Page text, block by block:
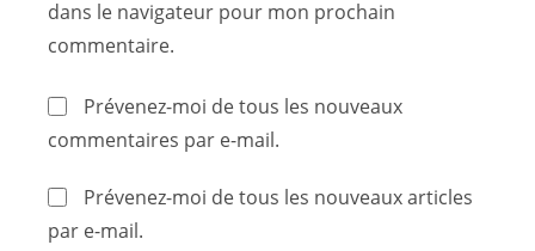
dans le navigateur pour mon prochain
commentaire.
Prévenez-moi de tous les nouveaux
commentaires par e-mail.
Prévenez-moi de tous les nouveaux articles
par e-mail.